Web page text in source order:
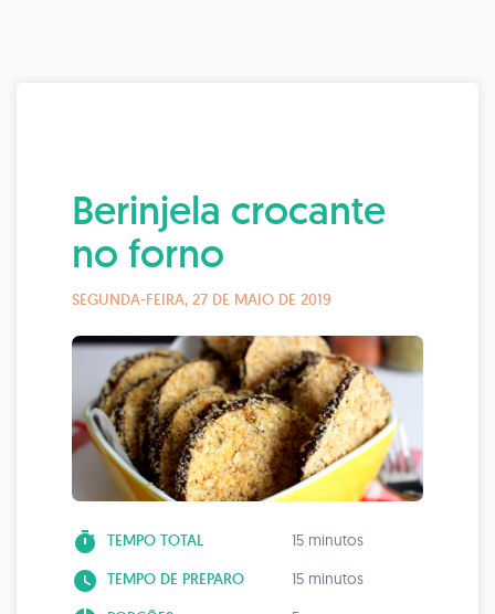
Berinjela crocante
no forno
SEGUNDA-FEIRA, 27 DE MAIO DE 2019
timer TEMPO TOTAL 15 minutos
watch_later TEMPO DE PREPARO 15 minutos